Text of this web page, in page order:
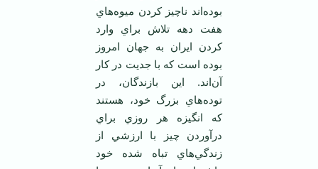
بوده‌اند ناچيز کردن ميوه‌هاي
هفت دهه تلاش براي وارد
کردن ايران به جهان امروز
بوده است که با جديت در کار
آن‌اند. اين بازندگان، در
توده‌هاي بزرگ خود، هستند
که انگيزه هر روزي براي
درآوردن چيز با ارزشي از
زندگي‌هاي تباه شده خود